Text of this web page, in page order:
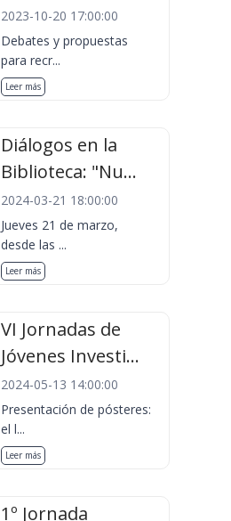
2023-10-20 17:00:00
Debates y propuestas
para recr...
Leer más
Diálogos en la
Biblioteca: "Nu...
2024-03-21 18:00:00
Jueves 21 de marzo,
desde las ...
Leer más
VI Jornadas de
Jóvenes Investi...
2024-05-13 14:00:00
Presentación de pósteres:
el l...
Leer más
1º Jornada